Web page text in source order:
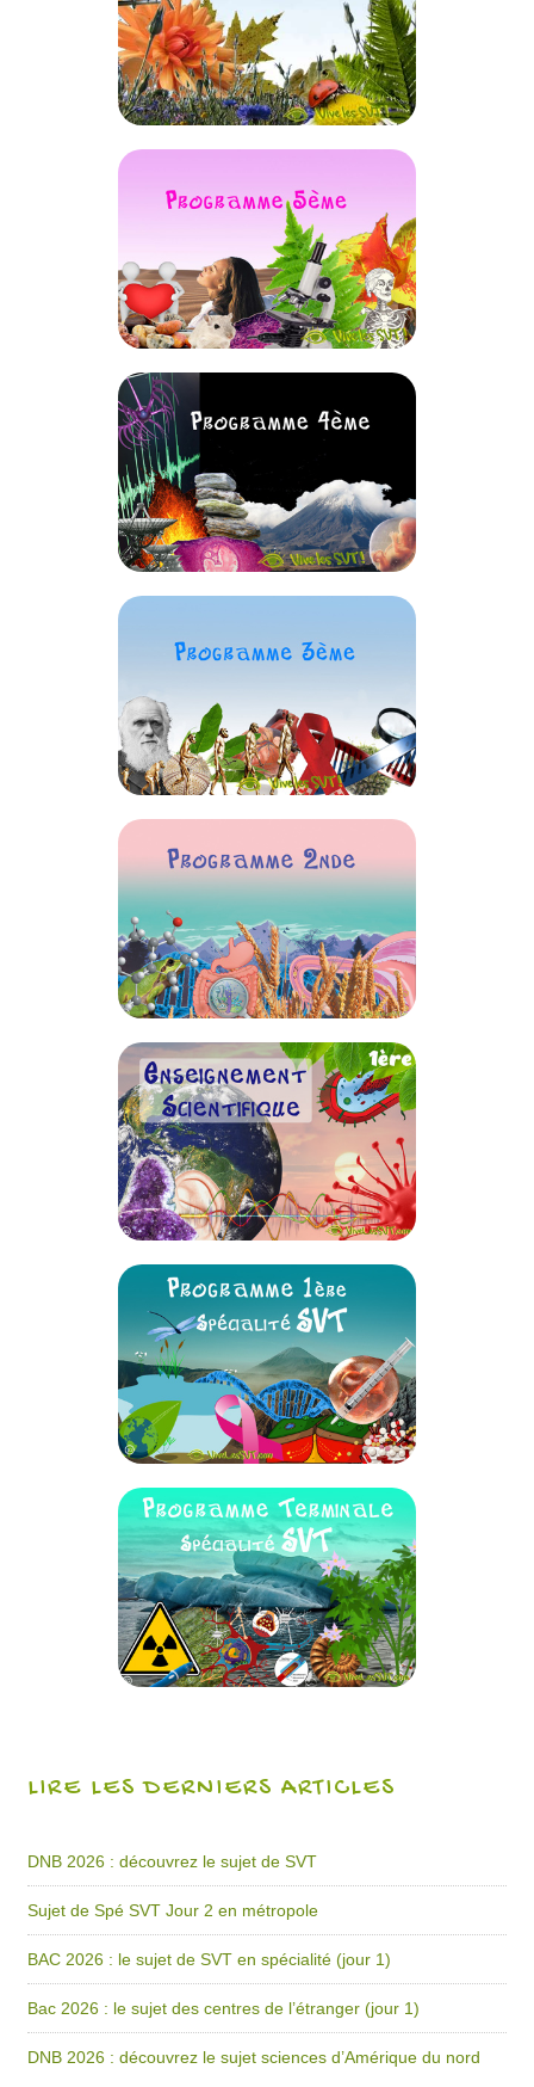
LIRE LES DERNIERS ARTICLES
DNB 2026 : découvrez le sujet de SVT
Sujet de Spé SVT Jour 2 en métropole
BAC 2026 : le sujet de SVT en spécialité (jour 1)
Bac 2026 : le sujet des centres de l’étranger (jour 1)
DNB 2026 : découvrez le sujet sciences d’Amérique du nord